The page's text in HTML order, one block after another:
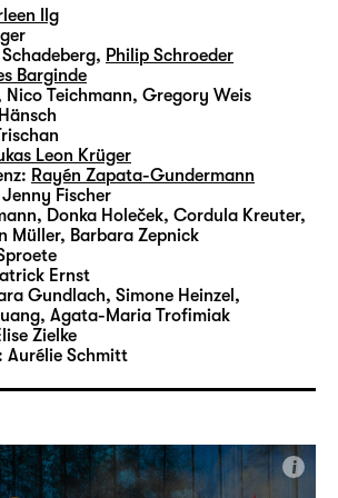
Ilg
Schadeberg, Philip Schroeder
Barginde
Nico Teichmann, Gregory Weis
Leon Krüger
Rayén Zapata-Gundermann
Jenny Fischer
Donka Holeček, Cordula Kreuter,
Müller, Barbara Zepnick
Ernst
Gundlach, Simone Heinzel,
Agata-Maria Trofimiak
Zielke
Aurélie Schmitt
i